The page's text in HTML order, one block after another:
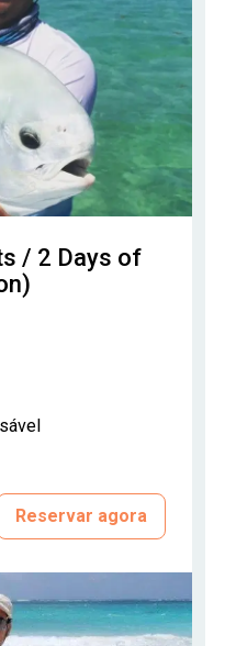
/ 2 Days of
Reservar agora